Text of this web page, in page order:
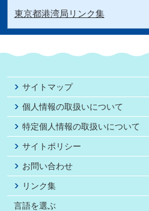
東京都港湾局リンク集
サイトマップ
個人情報の取扱いについて
特定個人情報の取扱いについて
サイトポリシー
お問い合わせ
リンク集
言語を選ぶ